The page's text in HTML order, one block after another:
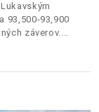
93,500-93,900
záverov.